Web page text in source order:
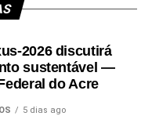
2026 discutirá
sustentável —
do Acre
5 dias ago